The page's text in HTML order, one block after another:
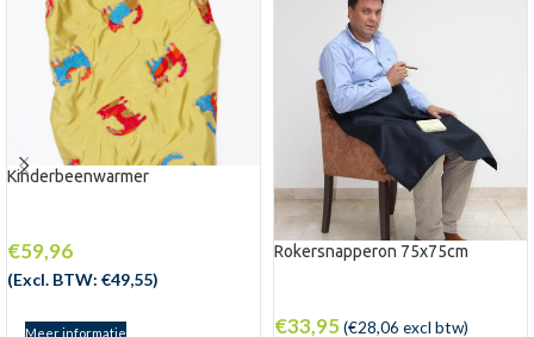
Kinderbeenwarmer
€59,96
(Excl. BTW: €49,55)
Meer informatie
Rokersnapperon 75x75cm
€33,95(€28,06 excl btw)